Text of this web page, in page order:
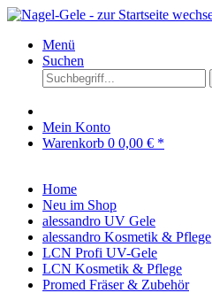
Menü
Suchen
Mein Konto
Warenkorb 0 0,00 € *
Home
Neu im Shop
alessandro UV Gele
alessandro Kosmetik & Pflege
LCN Profi UV-Gele
LCN Kosmetik & Pflege
Promed Fräser & Zubehör